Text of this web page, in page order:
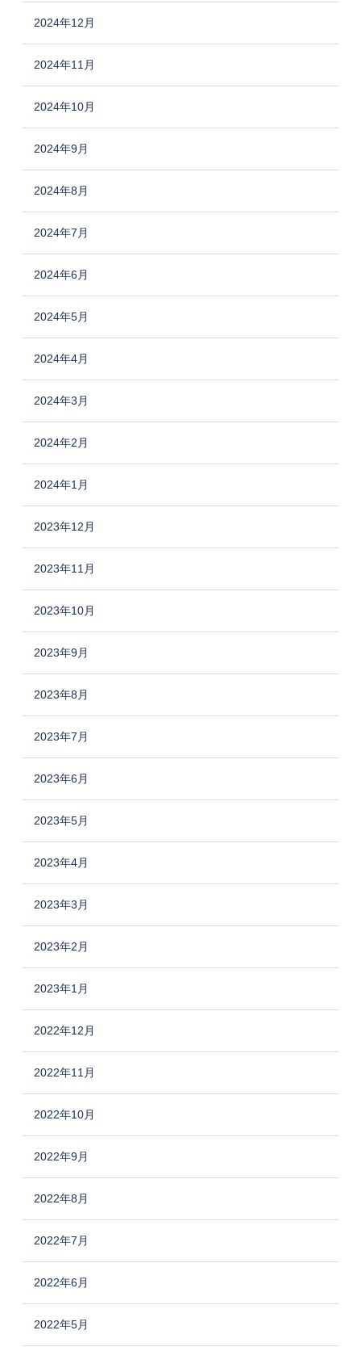
2024年12月
2024年11月
2024年10月
2024年9月
2024年8月
2024年7月
2024年6月
2024年5月
2024年4月
2024年3月
2024年2月
2024年1月
2023年12月
2023年11月
2023年10月
2023年9月
2023年8月
2023年7月
2023年6月
2023年5月
2023年4月
2023年3月
2023年2月
2023年1月
2022年12月
2022年11月
2022年10月
2022年9月
2022年8月
2022年7月
2022年6月
2022年5月